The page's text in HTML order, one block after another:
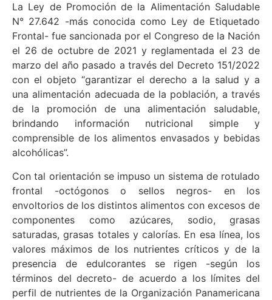
La Ley de Promoción de la Alimentación Saludable
N° 27.642 -más conocida como Ley de Etiquetado
Frontal- fue sancionada por el Congreso de la Nación
el 26 de octubre de 2021 y reglamentada el 23 de
marzo del año pasado a través del Decreto 151/2022
con el objeto “garantizar el derecho a la salud y a
una alimentación adecuada de la población, a través
de la promoción de una alimentación saludable,
brindando información nutricional simple y
comprensible de los alimentos envasados y bebidas
alcohólicas”.
Con tal orientación se impuso un sistema de rotulado
frontal -octógonos o sellos negros- en los
envoltorios de los distintos alimentos con excesos de
componentes como azúcares, sodio, grasas
saturadas, grasas totales y calorías. En esa línea, los
valores máximos de los nutrientes críticos y de la
presencia de edulcorantes se rigen -según los
términos del decreto- de acuerdo a los límites del
perfil de nutrientes de la Organización Panamericana